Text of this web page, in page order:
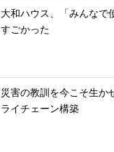
大和ハウス、「みんなで
すごかった
災害の教訓を今こそ生か
ライチェーン構築